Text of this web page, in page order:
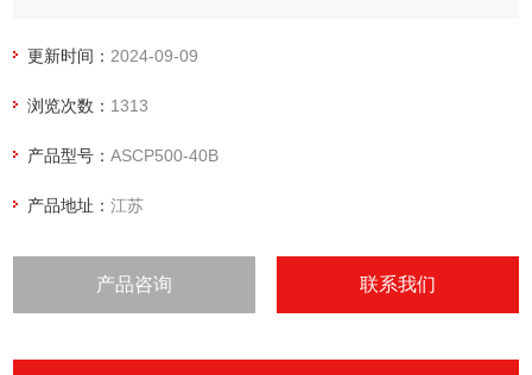
电站及租赁式商场商铺、批发市场、集贸市场、甲乙丙类危险
更新时间： 2024-09-09
浏览次数： 1313
产品型号：ASCP500-40B
产品地址：江苏
产品咨询 联系我们